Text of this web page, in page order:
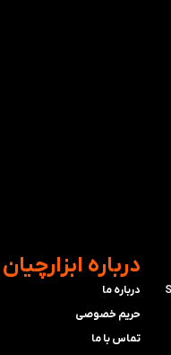
​درباره ابزارچیان
درباره ما
حریم خصوصی
تماس با ما